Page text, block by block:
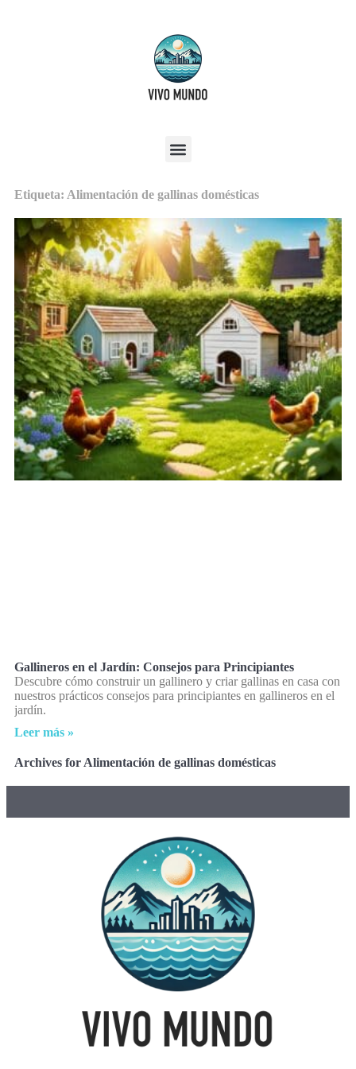
Etiqueta: Alimentación de gallinas domésticas
Gallineros en el Jardín: Consejos para Principiantes
Descubre cómo construir un gallinero y criar gallinas en casa con
nuestros prácticos consejos para principiantes en gallineros en el
jardín.
Leer más »
Archives for Alimentación de gallinas domésticas